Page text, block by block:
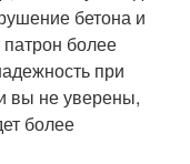
бетона и
более
при
вы не уверены,
более